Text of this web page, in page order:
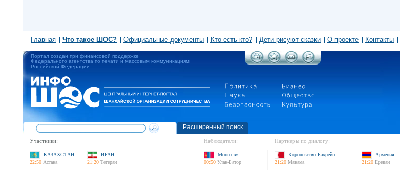
Главная Что такое ШОС? Официальные документы Кто есть кто? Дети рисуют сказки О проекте Контакты
Портал создан при финансовой поддержке
Федерального агентства по печати и массовым коммуникациям
Российской Федерации
Расширенный поиск
Участники:
КАЗАХСТАН
22:50 Астана
ИРАН
21:20 Тегеран
Наблюдатели:
Монголия
00:50 Улан-Батор
Партнеры по диалогу:
Королевство Бахрейн
21:20 Манама
Армения
21:20 Ереван